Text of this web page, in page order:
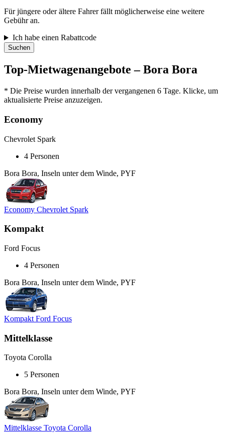
Für jüngere oder ältere Fahrer fällt möglicherweise eine weitere
Gebühr an.
Ich habe einen Rabattcode
Suchen
Top-Mietwagenangebote – Bora Bora
* Die Preise wurden innerhalb der vergangenen 6 Tage. Klicke, um
aktualisierte Preise anzuzeigen.
Economy
Chevrolet Spark
4 Personen
Bora Bora, Inseln unter dem Winde, PYF
Economy Chevrolet Spark
Kompakt
Ford Focus
4 Personen
Bora Bora, Inseln unter dem Winde, PYF
Kompakt Ford Focus
Mittelklasse
Toyota Corolla
5 Personen
Bora Bora, Inseln unter dem Winde, PYF
Mittelklasse Toyota Corolla